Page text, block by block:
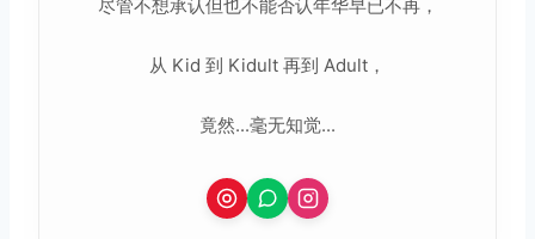
尽管不想承认但也不能否认年华早已不再，
从 Kid 到 Kidult 再到 Adult，
竟然...毫无知觉...